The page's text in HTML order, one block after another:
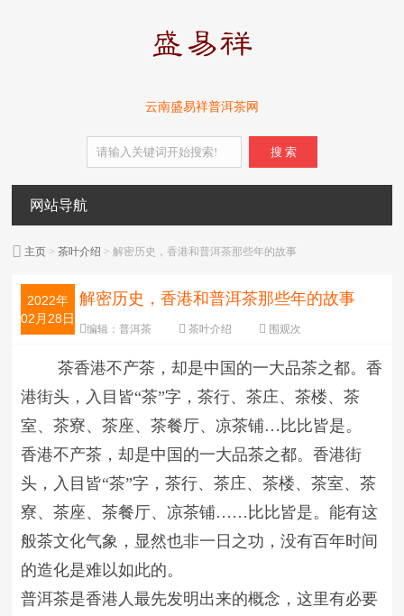
云南盛易祥普洱茶网
搜 索
网站导航
主页 >茶叶介绍 > 解密历史，香港和普洱茶那些年的故事
2022年
02月28日
解密历史，香港和普洱茶那些年的故事
编辑：普洱茶 茶叶介绍 围观次
茶香港不产茶，却是中国的一大品茶之都。香
港街头，入目皆“茶”字，茶行、茶庄、茶楼、茶
室、茶寮、茶座、茶餐厅、凉茶铺…比比皆是。
香港不产茶，却是中国的一大品茶之都。香港街
头，入目皆“茶”字，茶行、茶庄、茶楼、茶室、茶
寮、茶座、茶餐厅、凉茶铺……比比皆是。能有这
般茶文化气象，显然也非一日之功，没有百年时间
的造化是难以如此的。
普洱茶是香港人最先发明出来的概念，这里有必要